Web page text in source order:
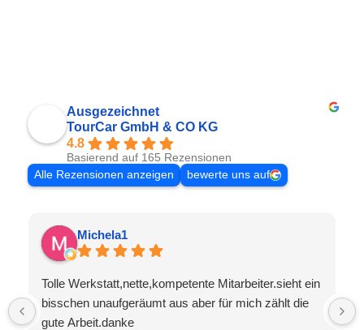
Ausgezeichnet
TourCar GmbH & CO KG
4.8
Basierend auf 165 Rezensionen
Alle Rezensionen anzeigen
bewerte uns auf
Michela1
Tolle Werkstatt,nette,kompetente Mitarbeiter.sieht ein
bisschen unaufgeräumt aus aber für mich zählt die
gute Arbeit.danke